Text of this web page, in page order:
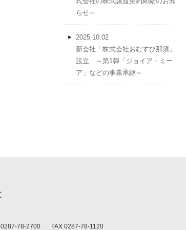
らせ～
2025.10.02
新会社「株式会社おむすび那須」
設立 ～第1弾「ジョイア・ミー
ア」などの事業承継～
0287-78-2700 FAX 0287-78-1120